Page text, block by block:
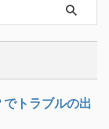
トラブルの出